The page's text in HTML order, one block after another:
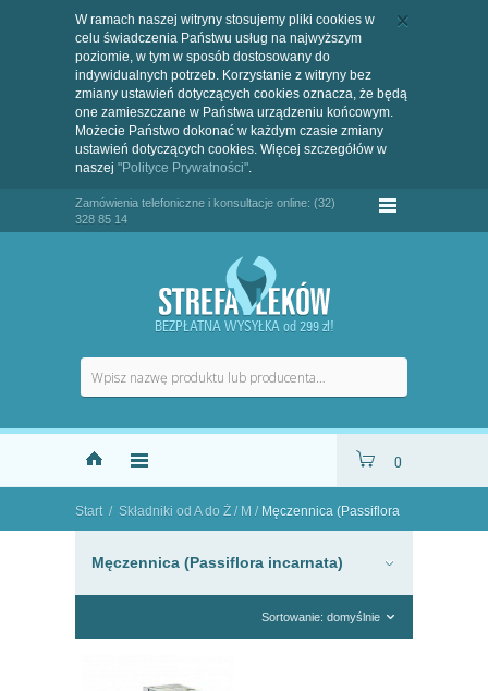
W ramach naszej witryny stosujemy pliki cookies w
celu świadczenia Państwu usług na najwyższym
poziomie, w tym w sposób dostosowany do
indywidualnych potrzeb. Korzystanie z witryny bez
zmiany ustawień dotyczących cookies oznacza, że będą
one zamieszczane w Państwa urządzeniu końcowym.
Możecie Państwo dokonać w każdym czasie zmiany
ustawień dotyczących cookies. Więcej szczegółów w
naszej "Polityce Prywatności".
Zamówienia telefoniczne i konsultacje online: (32)
328 85 14
BEZPŁATNA WYSYŁKA od 299 zł!
0
Start / Składniki od A do Ż / M / Męczennica (Passiflora
Męczennica (Passiflora incarnata)
Sortowanie: domyślnie